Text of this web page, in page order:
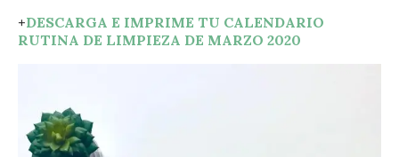
+DESCARGA E IMPRIME TU CALENDARIO
RUTINA DE LIMPIEZA DE MARZO 2020